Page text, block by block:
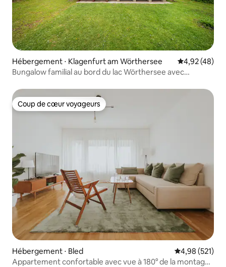
Hébergement ⋅ Klagenfurt am Wörthersee Évaluation
4,92 (48)
Bungalow familial au bord du lac Wörthersee avec
Coup de cœur voyageurs
Coup de cœur voyageurs
Hébergement ⋅ Bled Évaluation
4,98 (521)
Appartement confortable avec vue à 180° de la montagne